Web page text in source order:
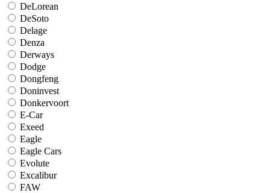
DeLorean
DeSoto
Delage
Denza
Derways
Dodge
Dongfeng
Doninvest
Donkervoort
E-Car
Exeed
Eagle
Eagle Cars
Evolute
Excalibur
FAW